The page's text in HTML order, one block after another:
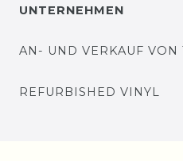
UNTERNEHMEN
AN- UND VERKAUF VON
REFURBISHED VINYL